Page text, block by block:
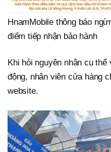
HnamMobile thông báo
điểm tiếp nhận bảo hành
Khi hỏi nguyên nhân cụ
động, nhân viên cửa hàng
website.